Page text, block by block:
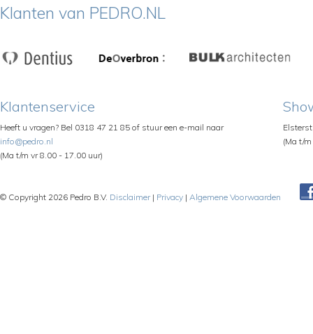
Klanten van PEDRO.NL
Klantenservice
Heeft u vragen? Bel 0318 47 21 85 of stuur een e-mail naar
info@pedro.nl
(Ma t/m vr 8.00 - 17.00 uur)
(Ma t/
© Copyright 2026 Pedro B.V. Disclaimer| Privacy | Algemene Voorwaarden